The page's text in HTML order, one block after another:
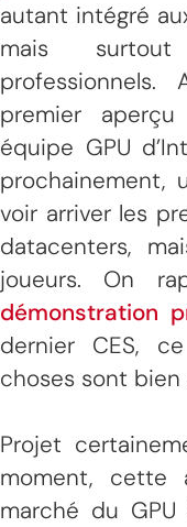
autant intégré
mais
premier
équipe GPU
voir arriver les
datacenters,
joueurs. On
démonstration
dernier CES,
choses sont bien
Projet
moment, cette
marché du